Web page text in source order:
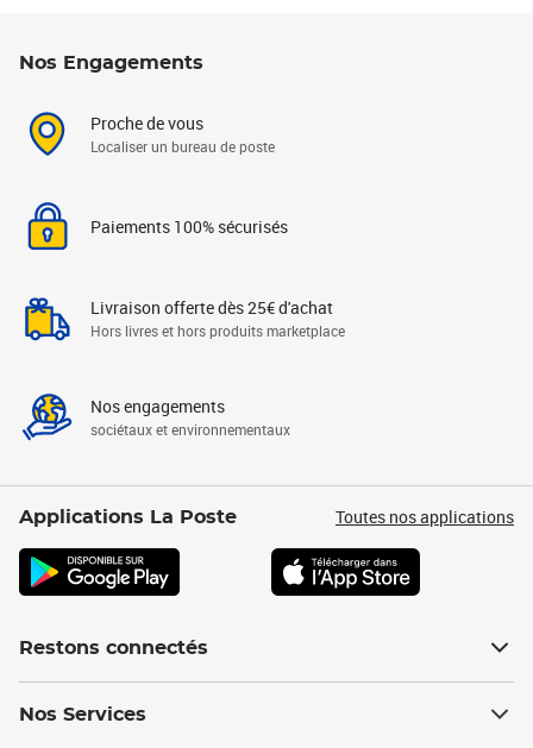
Nos Engagements
Proche de vous
Localiser un bureau de poste
Paiements 100% sécurisés
Livraison offerte dès 25€ d'achat
Hors livres et hors produits marketplace
Nos engagements
sociétaux et environnementaux
Applications La Poste Toutes nos applications
Restons connectés
Nos Services